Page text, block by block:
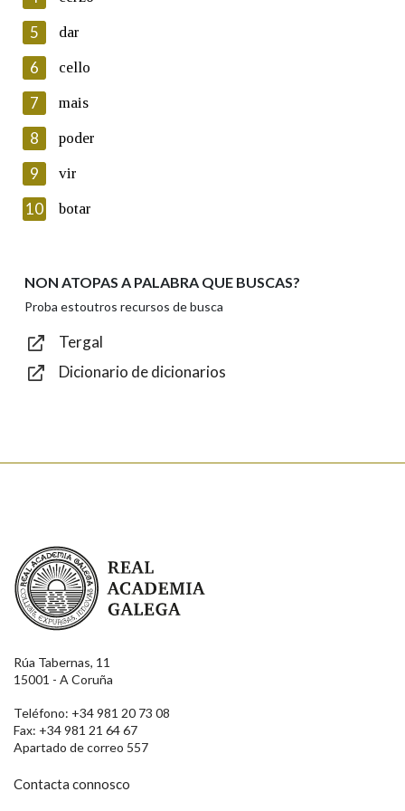
Lin e acepto as condicións da política de
Introduce o código que aparece na imaxe:
Texto de verificación
Enviar
5 dar
6 cello
7 mais
8 poder
9 vir
10 botar
NON ATOPAS A PALABRA QUE BUSCAS?
Proba estoutros recursos de busca
Tergal
Dicionario de dicionarios
Real Academia Galega
Rúa Tabernas, 11
15001 - A Coruña
Teléfono: +34 981 20 73 08
Fax: +34 981 21 64 67
Apartado de correo 557
Contacta connosco